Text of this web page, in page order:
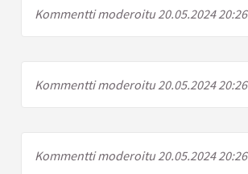
Kommentti moderoitu 20.05.2024 20:26
Kommentti moderoitu 20.05.2024 20:26
Kommentti moderoitu 20.05.2024 20:26